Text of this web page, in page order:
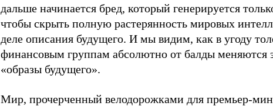
дальше начинается бред, который генерируется
чтобы скрыть полную растерянность мировых
деле описания будущего. И мы видим, как в угоду
финансовым группам абсолютно от балды меняются
«образы будущего».
Мир, прочерченный велодорожками для премьер-